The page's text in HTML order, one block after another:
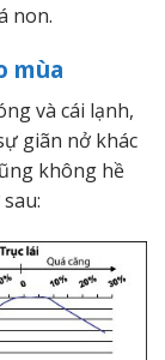
non.
mùa
và cái lạnh,
giãn nở khác
không hề